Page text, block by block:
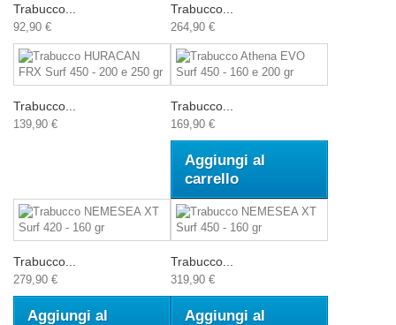
Trabucco...
92,90 €
Trabucco...
264,90 €
Trabucco...
139,90 €
Trabucco...
169,90 €
Aggiungi al
carrello
Trabucco...
279,90 €
Aggiungi al
Trabucco...
319,90 €
Aggiungi al